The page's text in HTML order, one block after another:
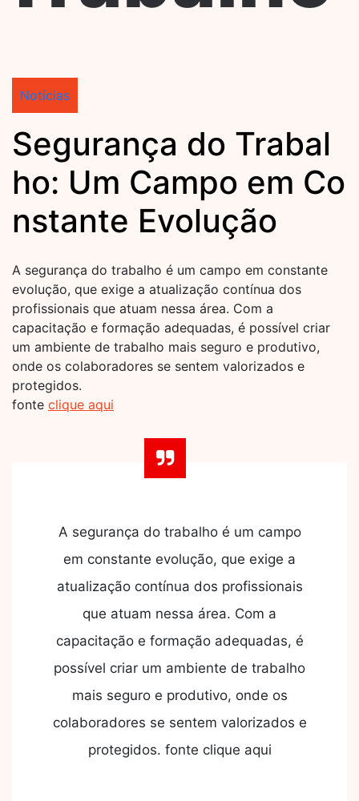
Notícias
Segurança do Trabal
ho: Um Campo em Co
nstante Evolução
A segurança do trabalho é um campo em constante
evolução, que exige a atualização contínua dos
profissionais que atuam nessa área. Com a
capacitação e formação adequadas, é possível criar
um ambiente de trabalho mais seguro e produtivo,
onde os colaboradores se sentem valorizados e
protegidos.
fonte clique aqui
A segurança do trabalho é um campo
em constante evolução, que exige a
atualização contínua dos profissionais
que atuam nessa área. Com a
capacitação e formação adequadas, é
possível criar um ambiente de trabalho
mais seguro e produtivo, onde os
colaboradores se sentem valorizados e
protegidos. fonte clique aqui